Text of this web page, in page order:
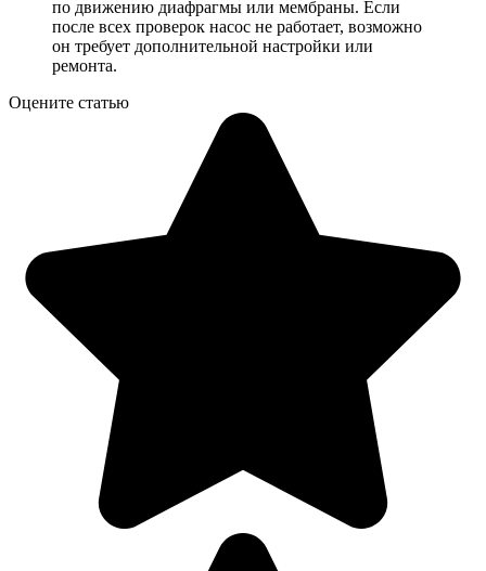
по движению диафрагмы или мембраны. Если
после всех проверок насос не работает, возможно
он требует дополнительной настройки или
ремонта.
Оцените статью